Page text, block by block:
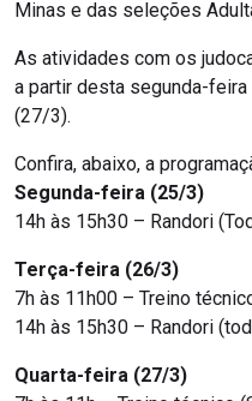
Minas e das seleções
As atividades com os
a partir desta segunda-
(27/3).
Confira, abaixo, a
Segunda-feira (25/3)
14h às 15h30 – Randori
Terça-feira (26/3)
7h às 11h00 – Treino
14h às 15h30 – Randori
Quarta-feira (27/3)